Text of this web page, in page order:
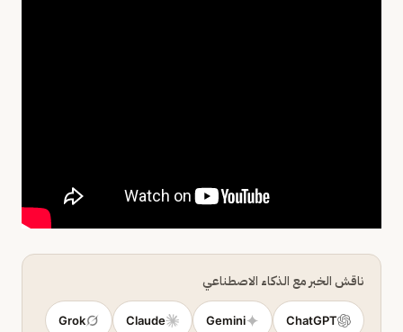
ناقش الخبر مع الذكاء الاصطناعي
ChatGPT
Gemini
Claude
Grok